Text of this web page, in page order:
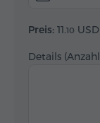
Preis: 11.10 USD
Details